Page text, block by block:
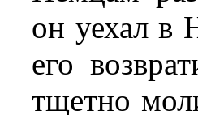
он уехал в
его
тщетно